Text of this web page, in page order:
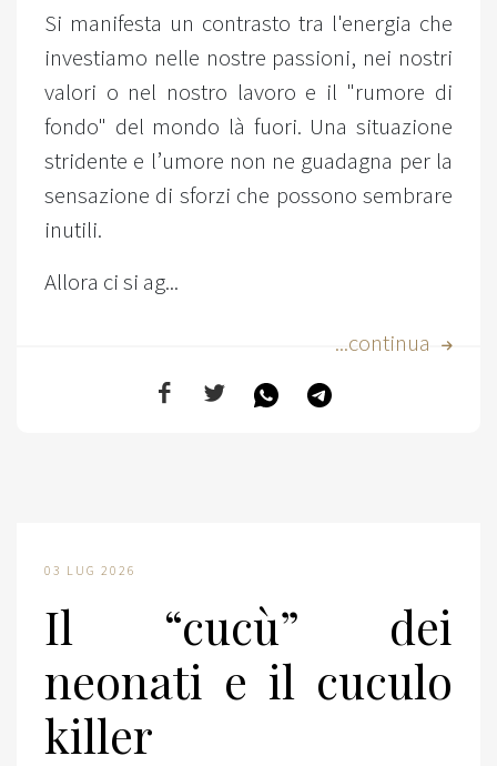
Si manifesta un contrasto tra l'energia che
investiamo nelle nostre passioni, nei nostri
valori o nel nostro lavoro e il "rumore di
fondo" del mondo là fuori. Una situazione
stridente e l’umore non ne guadagna per la
sensazione di sforzi che possono sembrare
inutili.
Allora ci si ag...
...continua
03 LUG 2026
Il “cucù” dei
neonati e il cuculo
killer